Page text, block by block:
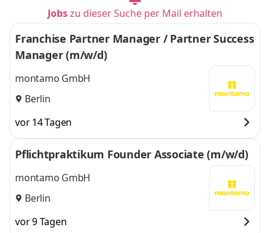
Jobszu dieser Suche per Mail erhalten
Franchise Partner Manager / Partner Success
Manager (m/w/d)
montamo GmbH
Berlin
vor 14 Tagen
Pflichtpraktikum Founder Associate (m/w/d)
montamo GmbH
Berlin
vor 9 Tagen